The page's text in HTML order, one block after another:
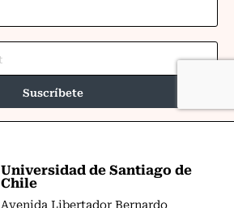
Universidad de Santiago de
Chile
Avenida Libertador Bernardo